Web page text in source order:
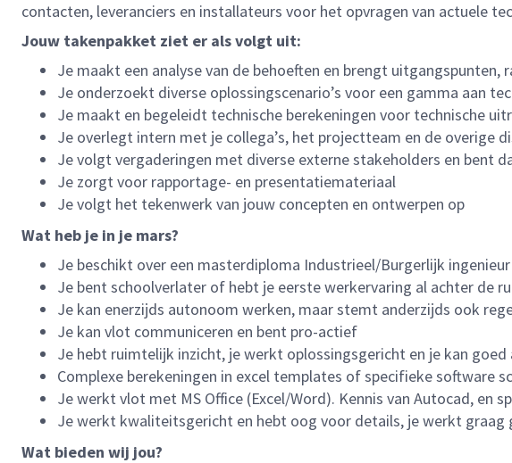
contacten, leveranciers en installateurs voor het opvragen van actuele
Jouw takenpakket ziet er als volgt uit:
Je maakt een analyse van de behoeften en brengt
Je onderzoekt diverse oplossingscenario’s voor een gamma aan
Je maakt en begeleidt technische berekeningen voor technische
Je overlegt intern met je collega’s, het projectteam en de
Je volgt vergaderingen met diverse externe stakeholders en bent
Je zorgt voor rapportage- en presentatiemateriaal
Je volgt het tekenwerk van jouw concepten en ontwerpen op
Wat heb je in je mars?
Je beschikt over een masterdiploma Industrieel/Burgerlijk
Je bent schoolverlater of hebt je eerste werkervaring al achter de
Je kan enerzijds autonoom werken, maar stemt anderzijds ook
Je kan vlot communiceren en bent pro-actief
Je hebt ruimtelijk inzicht, je werkt oplossingsgericht en je kan goed
Complexe berekeningen in excel templates of specifieke software
Je werkt vlot met MS Office (Excel/Word). Kennis van Autocad, en
Je werkt kwaliteitsgericht en hebt oog voor details, je werkt graag
Wat bieden wij jou?